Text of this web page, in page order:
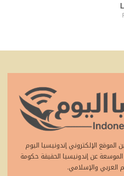
الإلكتروني إندونيسيا اليوم
عن إندونيسيا الحقيقة حكومة
العربي والإسلامي.